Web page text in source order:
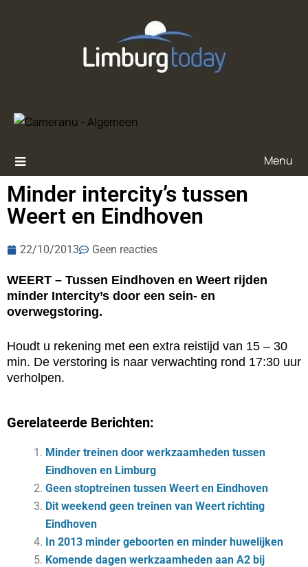
Menu
Minder intercity’s tussen
Weert en Eindhoven
22/10/2013 Geen reacties
WEERT – Tussen Eindhoven en Weert rijden
minder Intercity’s door een sein- en
overwegstoring.
Houdt u rekening met een extra reistijd van 15 – 30
min. De verstoring is naar verwachting rond 17:30 uur
verholpen.
Gerelateerde Berichten:
Minder treinen door werkzaamheden tussen
Eindhoven en Limburg
Geen stoptreinen tussen Weert en Eindhoven
Dit weekend geen treinen van Weert richting
Eindhoven
In 2013 minder geboorten en minder huwelijken
Komende dagen werkzaamheden aan A2 bij